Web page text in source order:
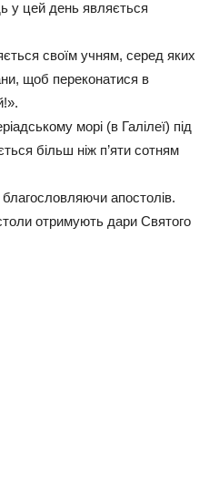
у цей день являється
своїм учням, серед яких
щоб переконатися в
морі (в Галілеї) під
більш ніж п’яти сотням
апостолів.
отримують дари Святого